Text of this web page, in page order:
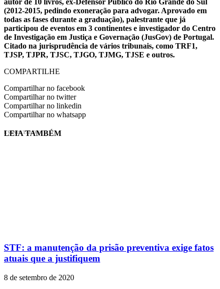
autor de 10 livros, ex-Defensor Público do Rio Grande do Sul
(2012-2015, pedindo exoneração para advogar. Aprovado em
todas as fases durante a graduação), palestrante que já
participou de eventos em 3 continentes e investigador do Centro
de Investigação em Justiça e Governação (JusGov) de Portugal.
Citado na jurisprudência de vários tribunais, como TRF1,
TJSP, TJPR, TJSC, TJGO, TJMG, TJSE e outros.
COMPARTILHE
Compartilhar no facebook
Compartilhar no twitter
Compartilhar no linkedin
Compartilhar no whatsapp
EVINIS TALON
LEIA TAMBÉM
STF: a manutenção da prisão preventiva exige fatos
atuais que a justifiquem
8 de setembro de 2020